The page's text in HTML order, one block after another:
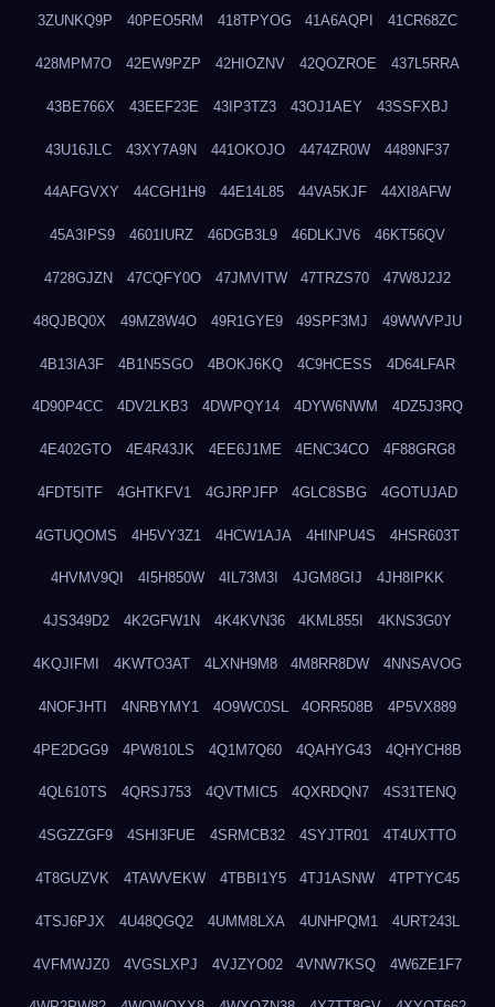
3ZUNKQ9P 40PEO5RM 418TPYOG 41A6AQPI 41CR68ZC
428MPM7O 42EW9PZP 42HIOZNV 42QOZROE 437L5RRA
43BE766X 43EEF23E 43IP3TZ3 43OJ1AEY 43SSFXBJ
43U16JLC 43XY7A9N 441OKOJO 4474ZR0W 4489NF37
44AFGVXY 44CGH1H9 44E14L85 44VA5KJF 44XI8AFW
45A3IPS9 4601IURZ 46DGB3L9 46DLKJV6 46KT56QV
4728GJZN 47CQFY0O 47JMVITW 47TRZS70 47W8J2J2
48QJBQ0X 49MZ8W4O 49R1GYE9 49SPF3MJ 49WWVPJU
4B13IA3F 4B1N5SGO 4BOKJ6KQ 4C9HCESS 4D64LFAR
4D90P4CC 4DV2LKB3 4DWPQY14 4DYW6NWM 4DZ5J3RQ
4E402GTO 4E4R43JK 4EE6J1ME 4ENC34CO 4F88GRG8
4FDT5ITF 4GHTKFV1 4GJRPJFP 4GLC8SBG 4GOTUJAD
4GTUQOMS 4H5VY3Z1 4HCW1AJA 4HINPU4S 4HSR603T
4HVMV9QI 4I5H850W 4IL73M3I 4JGM8GIJ 4JH8IPKK
4JS349D2 4K2GFW1N 4K4KVN36 4KML855I 4KNS3G0Y
4KQJIFMI 4KWTO3AT 4LXNH9M8 4M8RR8DW 4NNSAVOG
4NOFJHTI 4NRBYMY1 4O9WC0SL 4ORR508B 4P5VX889
4PE2DGG9 4PW810LS 4Q1M7Q60 4QAHYG43 4QHYCH8B
4QL610TS 4QRSJ753 4QVTMIC5 4QXRDQN7 4S31TENQ
4SGZZGF9 4SHI3FUE 4SRMCB32 4SYJTR01 4T4UXTTO
4T8GUZVK 4TAWVEKW 4TBBI1Y5 4TJ1ASNW 4TPTYC45
4TSJ6PJX 4U48QGQ2 4UMM8LXA 4UNHPQM1 4URT243L
4VFMWJZ0 4VGSLXPJ 4VJZYO02 4VNW7KSQ 4W6ZE1F7